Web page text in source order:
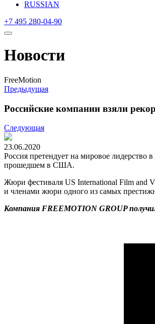
RUSSIAN
+7 495 280-04-90
Новости
FreeMotion
Предыдущая
Российские компании взяли
Следующая
23.06.2020
Россия претендует на мировое лидерство
прошедшем в США.
Жюри фестиваля US International Film and
и членами жюри одного из самых
Компания FREEMOTION GROUP